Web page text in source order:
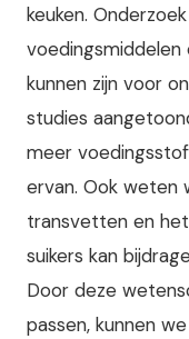
keuken.
kunnen zijn voor
studies
meer
ervan. Ook weten
transvetten en
suikers kan
Door deze
passen, kunnen